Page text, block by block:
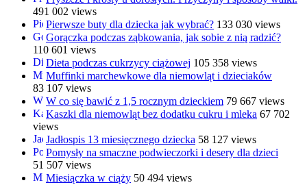
491 002 views
Pierwsze buty dla dziecka jak wybrać? 133 030 views
Gorączka podczas ząbkowania, jak sobie z nią radzić?
110 601 views
Dieta podczas cukrzycy ciążowej 105 358 views
Muffinki marchewkowe dla niemowląt i dzieciaków
83 107 views
W co się bawić z 1,5 rocznym dzieckiem 79 667 views
Kaszki dla niemowląt bez dodatku cukru i mleka 67 702
views
Jadłospis 13 miesięcznego dziecka 58 127 views
Pomysły na smaczne podwieczorki i desery dla dzieci
51 507 views
Miesiączka w ciąży 50 494 views